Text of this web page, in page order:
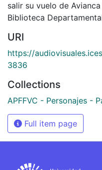
salir su vuelo de
Biblioteca
URI
https://
3836
Collections
APFFVC - Personajes -
Full item page